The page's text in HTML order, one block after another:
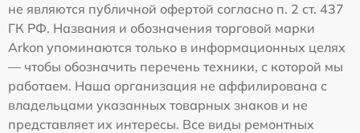
не являются публичной офертой согласно п. 2 ст. 437
ГК РФ. Названия и обозначения торговой марки
Arkon упоминаются только в информационных целях
— чтобы обозначить перечень техники, с которой мы
работаем. Наша организация не аффилирована с
владельцами указанных товарных знаков и не
представляет их интересы. Все виды ремонтных